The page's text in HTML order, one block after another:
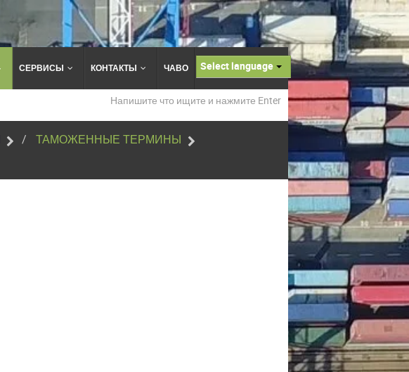
СЕРВИСЫ КОНТАКТЫ ЧАВО Select language
сайту
ТАМОЖЕННЫЕ ТЕРМИНЫ